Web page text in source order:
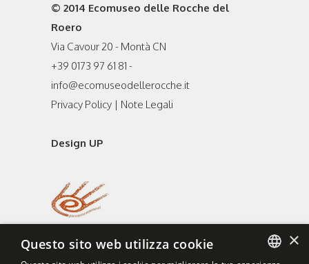
© 2014 Ecomuseo delle Rocche del
Roero
Via Cavour 20 - Montà CN
+39 0173 97 61 81 -
info@ecomuseodellerocche.it
Privacy Policy | Note Legali
Design UP
×
Questo sito web utilizza cookie